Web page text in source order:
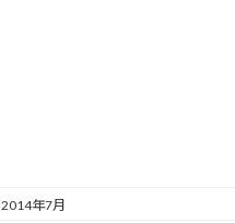
2014年7月